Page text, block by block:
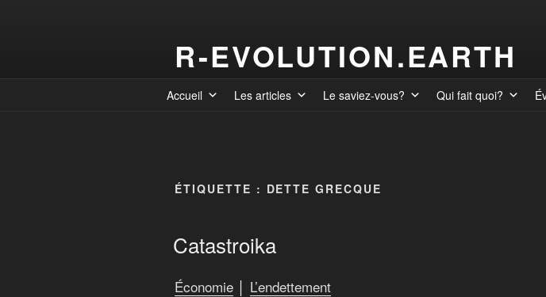
R-EVOLUTION.EARTH
Accueil Les articles Le saviez-vous? Qui fait quoi?
ÉTIQUETTE : DETTE GRECQUE
Catastroika
Économie │ L’endettement